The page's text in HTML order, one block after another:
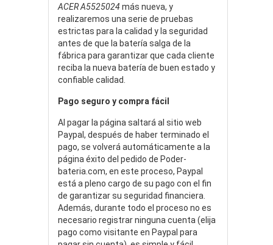
ACER A5525024más nueva, y
realizaremos una serie de pruebas
estrictas para la calidad y la seguridad
antes de que la batería salga de la
fábrica para garantizar que cada cliente
reciba la nueva batería de buen estado y
confiable calidad.
Pago seguro y compra fácil
Al pagar la página saltará al sitio web
Paypal, después de haber terminado el
pago, se volverá automáticamente a la
página éxito del pedido de Poder-
bateria.com, en este proceso, Paypal
está a pleno cargo de su pago con el fin
de garantizar su seguridad financiera.
Además, durante todo el proceso no es
necesario registrar ninguna cuenta (elija
pago como visitante en Paypal para